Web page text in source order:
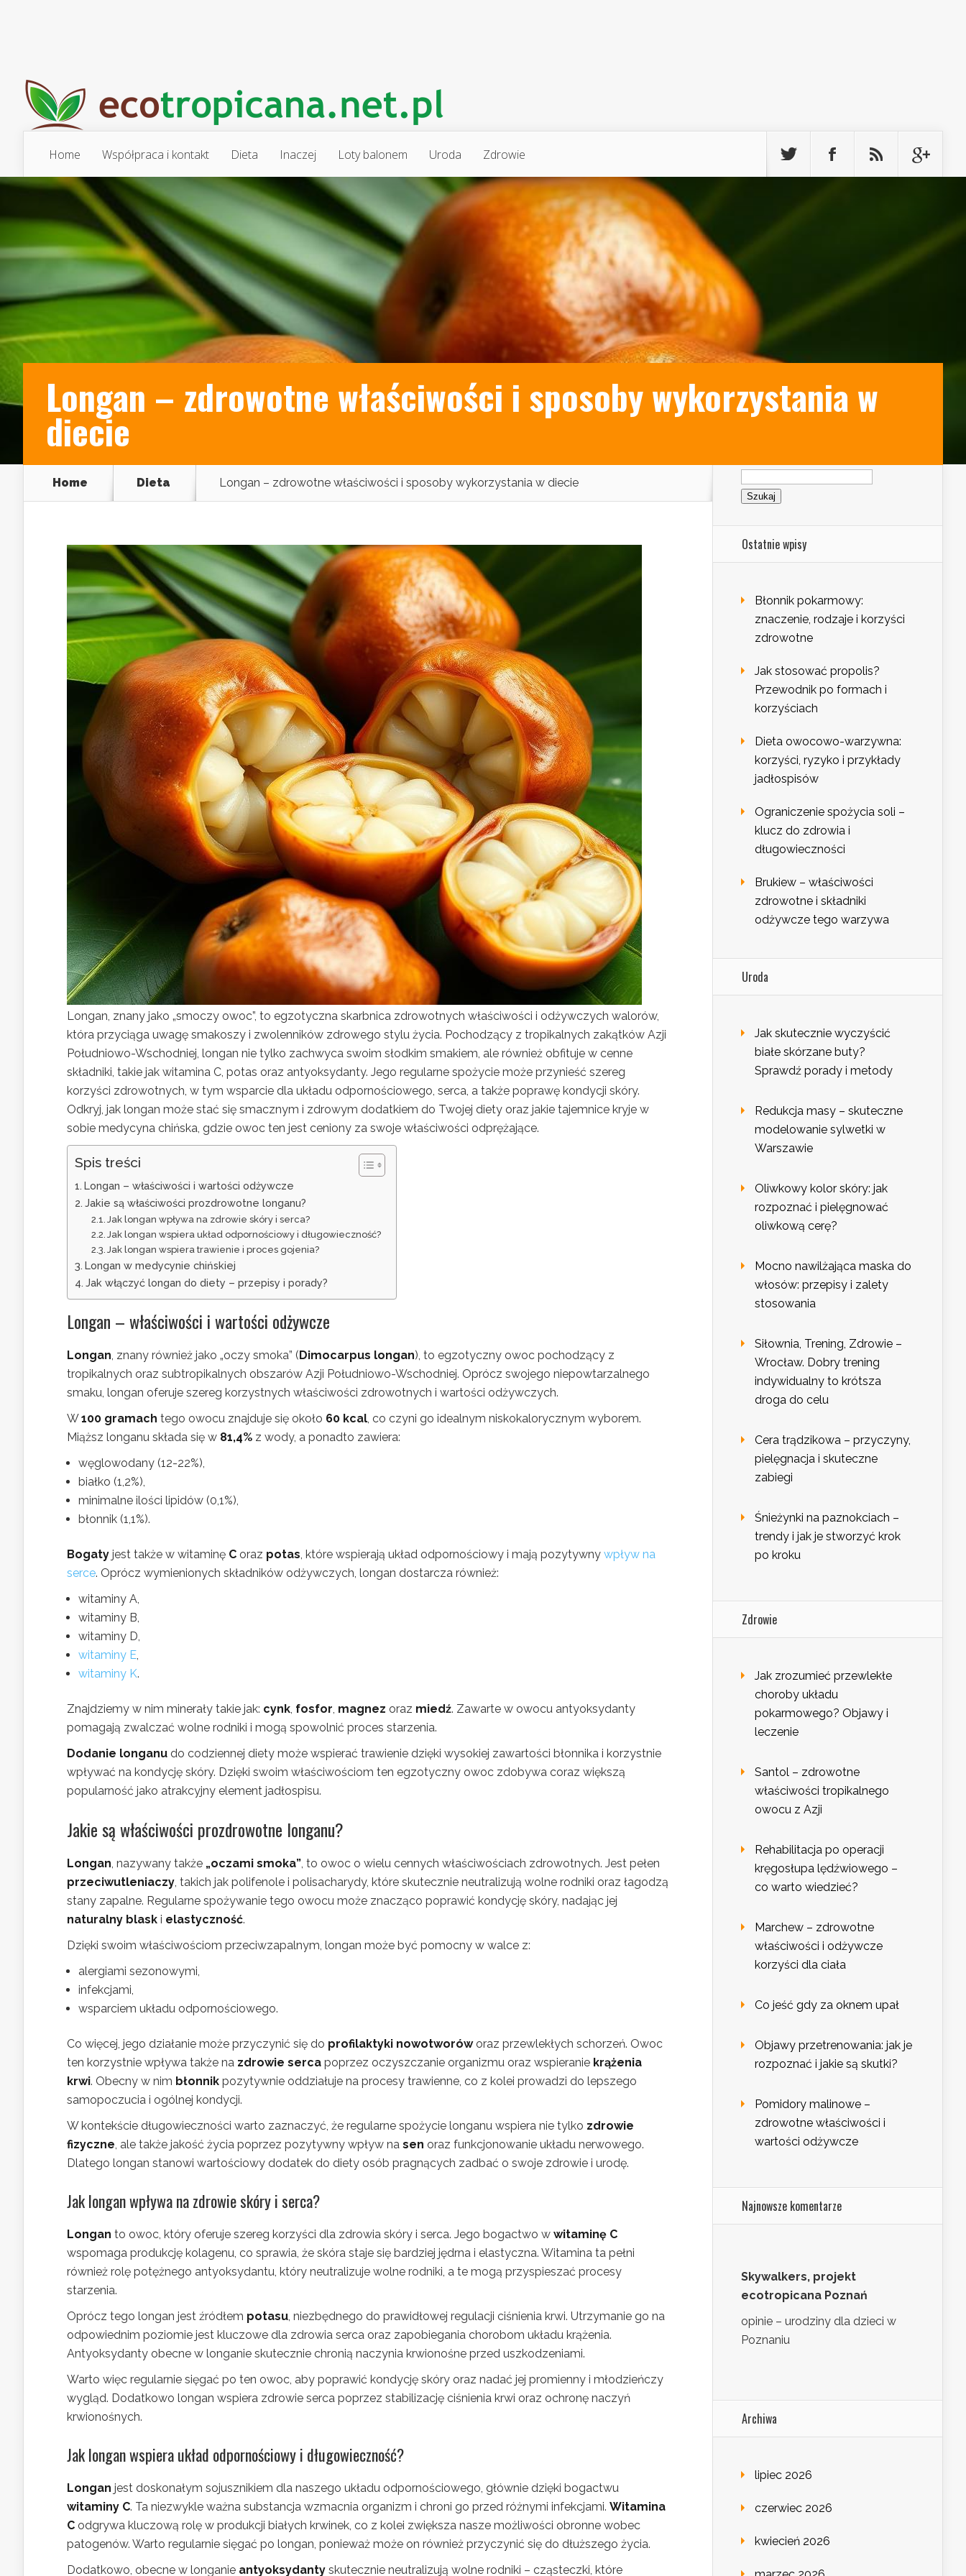
Home Współpraca i kontakt Dieta Inaczej Loty balonem Uroda Zdrowie
Longan – zdrowotne właściwości i sposoby wykorzystania w
diecie
Home Dieta Longan – zdrowotne właściwości i sposoby wykorzystania w diecie
Longan, znany jako „smoczy owoc”, to egzotyczna skarbnica zdrowotnych właściwości i odżywczych walorów,
która przyciąga uwagę smakoszy i zwolenników zdrowego stylu życia. Pochodzący z tropikalnych zakątków Azji
Południowo-Wschodniej, longan nie tylko zachwyca swoim słodkim smakiem, ale również obfituje w cenne
składniki, takie jak witamina C, potas oraz antyoksydanty. Jego regularne spożycie może przynieść szereg
korzyści zdrowotnych, w tym wsparcie dla układu odpornościowego, serca, a także poprawę kondycji skóry.
Odkryj, jak longan może stać się smacznym i zdrowym dodatkiem do Twojej diety oraz jakie tajemnice kryje w
sobie medycyna chińska, gdzie owoc ten jest ceniony za swoje właściwości odprężające.
Spis treści
Longan – właściwości i wartości odżywcze
Jakie są właściwości prozdrowotne longanu?
Jak longan wpływa na zdrowie skóry i serca?
Jak longan wspiera układ odpornościowy i długowieczność?
Jak longan wspiera trawienie i proces gojenia?
Longan w medycynie chińskiej
Jak włączyć longan do diety – przepisy i porady?
Longan – właściwości i wartości odżywcze
Longan, znany również jako „oczy smoka” (Dimocarpus longan), to egzotyczny owoc pochodzący z
tropikalnych oraz subtropikalnych obszarów Azji Południowo-Wschodniej. Oprócz swojego niepowtarzalnego
smaku, longan oferuje szereg korzystnych właściwości zdrowotnych i wartości odżywczych.
W100 gramach tego owocu znajduje się około 60 kcal, co czyni go idealnym niskokalorycznym wyborem.
Miąższ longanu składa się w 81,4% z wody, a ponadto zawiera:
węglowodany (12-22%),
białko (1,2%),
minimalne ilości lipidów (0,1%),
błonnik (1,1%).
Bogaty jest także w witaminę C oraz potas, które wspierają układ odpornościowy i mają pozytywny wpływ na
serce. Oprócz wymienionych składników odżywczych, longan dostarcza również:
witaminy A,
witaminy B,
witaminy D,
witaminy E,
witaminy K.
Znajdziemy w nim minerały takie jak: cynk, fosfor, magnez oraz miedź. Zawarte w owocu antyoksydanty
pomagają zwalczać wolne rodniki i mogą spowolnić proces starzenia.
Dodanie longanu do codziennej diety może wspierać trawienie dzięki wysokiej zawartości błonnika i korzystnie
wpływać na kondycję skóry. Dzięki swoim właściwościom ten egzotyczny owoc zdobywa coraz większą
popularność jako atrakcyjny element jadłospisu.
Jakie są właściwości prozdrowotne longanu?
Longan, nazywany także „oczami smoka”, to owoc o wielu cennych właściwościach zdrowotnych. Jest pełen
przeciwutleniaczy, takich jak polifenole i polisacharydy, które skutecznie neutralizują wolne rodniki oraz łagodzą
stany zapalne. Regularne spożywanie tego owocu może znacząco poprawić kondycję skóry, nadając jej
naturalny blask i elastyczność.
Dzięki swoim właściwościom przeciwzapalnym, longan może być pomocny w walce z:
alergiami sezonowymi,
infekcjami,
wsparciem układu odpornościowego.
Co więcej, jego działanie może przyczynić się do profilaktyki nowotworóworaz przewlekłych schorzeń. Owoc
ten korzystnie wpływa także na zdrowie serca poprzez oczyszczanie organizmu oraz wspieranie krążenia
krwi. Obecny w nim błonnik pozytywnie oddziałuje na procesy trawienne, co z kolei prowadzi do lepszego
samopoczucia i ogólnej kondycji.
W kontekście długowieczności warto zaznaczyć, że regularne spożycie longanu wspiera nie tylko zdrowie
fizyczne, ale także jakość życia poprzez pozytywny wpływ na sen oraz funkcjonowanie układu nerwowego.
Dlatego longan stanowi wartościowy dodatek do diety osób pragnących zadbać o swoje zdrowie i urodę.
Jak longan wpływa na zdrowie skóry i serca?
Longan to owoc, który oferuje szereg korzyści dla zdrowia skóry i serca. Jego bogactwo w witaminę C
wspomaga produkcję kolagenu, co sprawia, że skóra staje się bardziej jędrna i elastyczna. Witamina ta pełni
również rolę potężnego antyoksydantu, który neutralizuje wolne rodniki, a te mogą przyspieszać procesy
starzenia.
Oprócz tego longan jest źródłem potasu, niezbędnego do prawidłowej regulacji ciśnienia krwi. Utrzymanie go na
odpowiednim poziomie jest kluczowe dla zdrowia serca oraz zapobiegania chorobom układu krążenia.
Antyoksydanty obecne w longanie skutecznie chronią naczynia krwionośne przed uszkodzeniami.
Warto więc regularnie sięgać po ten owoc, aby poprawić kondycję skóry oraz nadać jej promienny i młodzieńczy
wygląd. Dodatkowo longan wspiera zdrowie serca poprzez stabilizację ciśnienia krwi oraz ochronę naczyń
krwionośnych.
Jak longan wspiera układ odpornościowy i długowieczność?
Longan jest doskonałym sojusznikiem dla naszego układu odpornościowego, głównie dzięki bogactwu
witaminy C. Ta niezwykle ważna substancja wzmacnia organizm i chroni go przed różnymi infekcjami. Witamina
C odgrywa kluczową rolę w produkcji białych krwinek, co z kolei zwiększa nasze możliwości obronne wobec
patogenów. Warto regularnie sięgać po longan, ponieważ może on również przyczynić się do dłuższego życia.
Dodatkowo, obecne w longanie antyoksydanty skutecznie neutralizują wolne rodniki – cząsteczki, które
Szukaj:
Ostatnie wpisy
Błonnik pokarmowy:
znaczenie, rodzaje i korzyści
zdrowotne
Jak stosować propolis?
Przewodnik po formach i
korzyściach
Dieta owocowo-warzywna:
korzyści, ryzyko i przykłady
jadłospisów
Ograniczenie spożycia soli –
klucz do zdrowia i
długowieczności
Brukiew – właściwości
zdrowotne i składniki
odżywcze tego warzywa
Uroda
Jak skutecznie wyczyścić
białe skórzane buty?
Sprawdź porady i metody
Redukcja masy – skuteczne
modelowanie sylwetki w
Warszawie
Oliwkowy kolor skóry: jak
rozpoznać i pielęgnować
oliwkową cerę?
Mocno nawilżająca maska do
włosów: przepisy i zalety
stosowania
Siłownia, Trening, Zdrowie –
Wrocław. Dobry trening
indywidualny to krótsza
droga do celu
Cera trądzikowa – przyczyny,
pielęgnacja i skuteczne
zabiegi
Śnieżynki na paznokciach –
trendy i jak je stworzyć krok
po kroku
Zdrowie
Jak zrozumieć przewlekłe
choroby układu
pokarmowego? Objawy i
leczenie
Santol – zdrowotne
właściwości tropikalnego
owocu z Azji
Rehabilitacja po operacji
kręgosłupa lędźwiowego –
co warto wiedzieć?
Marchew – zdrowotne
właściwości i odżywcze
korzyści dla ciała
Co jeść gdy za oknem upał
Objawy przetrenowania: jak je
rozpoznać i jakie są skutki?
Pomidory malinowe –
zdrowotne właściwości i
wartości odżywcze
Najnowsze komentarze
Skywalkers, projekt
ecotropicana Poznań
opinie – urodziny dla dzieci w
Poznaniu
Archiwa
lipiec 2026
czerwiec 2026
kwiecień 2026